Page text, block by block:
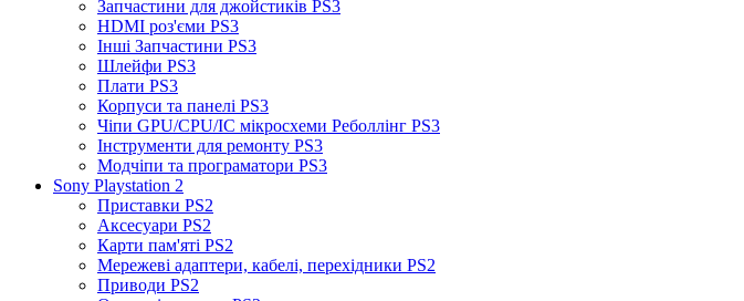
Запчастини для джойстиків PS3
HDMI роз'єми PS3
Інші Запчастини PS3
Шлейфи PS3
Плати PS3
Корпуси та панелі PS3
Чіпи GPU/CPU/IC мікросхеми Реболлінг PS3
Інструменти для ремонту PS3
Модчіпи та програматори PS3
Sony Playstation 2
Приставки PS2
Аксесуари PS2
Карти пам'яті PS2
Мережеві адаптери, кабелі, перехідники PS2
Приводи PS2